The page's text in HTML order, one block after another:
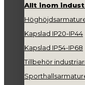
Allt inom
Kapslad IP20-IP44
Kapslad IP54-IP68
Tillbehör